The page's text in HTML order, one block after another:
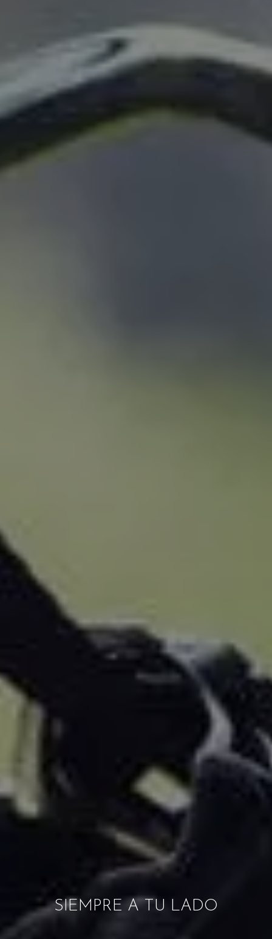
SIEMPRE A TU LADO